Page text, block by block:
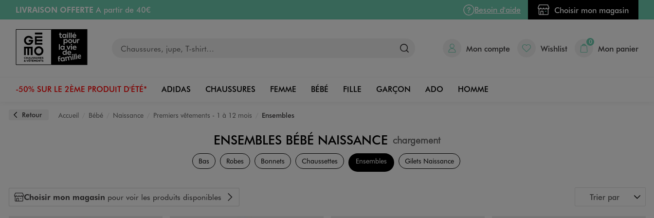
Aller au contenu principal
Aller à la navigation
LIVRAISON OFFERTE A partir de 40€
RETRAIT ET LIVRAISON OFFERTE
PAYEZ EN 3x SANS FRAIS
dès 50€
Retours OFFERTSpendant 30 jours
Besoin d'aide Choisir mon magasin
Mon compte Wishlist
0
Mon panier
-50% SUR LE 2ÈME PRODUIT D'ÉTÉ* ADIDAS CHAUSSURES FEMME BÉBÉ FILLE GARÇON ADO HOMME
Retour Accueil Bébé Naissance Premiers vêtements - 1 à 12 mois Ensembles
ENSEMBLES BÉBÉ NAISSANCE chargement
Naissance
Bas Robes Bonnets Chaussettes Ensembles Gilets Naissance
Choisir mon magasin pour voir les produits disponibles Trier par